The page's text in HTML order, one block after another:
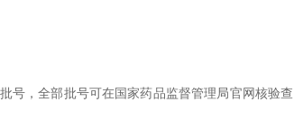
号，全部批号可在国家药品监督管理局官网核验查